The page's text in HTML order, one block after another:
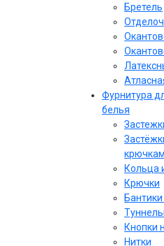
Бретель
Фурнитура
белья
Кольца
Крючки
Кнопки
Нитки